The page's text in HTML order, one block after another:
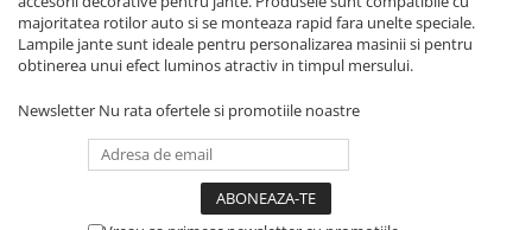
Carcasa Cheie Hyundai
Carcasa Cheie Mercedes Benz
Carcasa Cheie Opel
Carcasa Cheie Peugeot
Carcasa Cheie Skoda
Carcasa Cheie Volkswagen
majoritatea rotilor auto si se monteaza rapid fara unelte speciale.
Lampile jante sunt ideale pentru personalizarea masinii si pentru
obtinerea unui efect luminos atractiv in timpul mersului.
Newsletter Nu rata ofertele si promotiile noastre